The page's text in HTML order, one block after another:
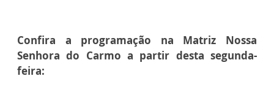
Confira a programação na Matriz Nossa
Senhora do Carmo a partir desta segunda-
feira: